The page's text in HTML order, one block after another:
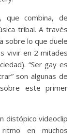
que combina, de
tribal. A través
sobre lo que duele
vivir en 2 mitades
“Ser gay es
son algunas de
este primer
distópico videoclip
en muchos